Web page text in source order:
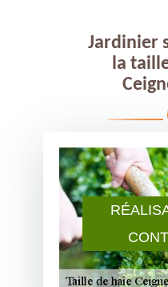
Jardinier
la